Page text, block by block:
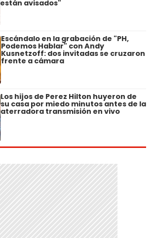
están avisados"
Escándalo en la grabación de "PH,
Podemos Hablar" con Andy
Kusnetzoff: dos invitadas se cruzaron
frente a cámara
Los hijos de Perez Hilton huyeron de
su casa por miedo minutos antes de la
aterradora transmisión en vivo